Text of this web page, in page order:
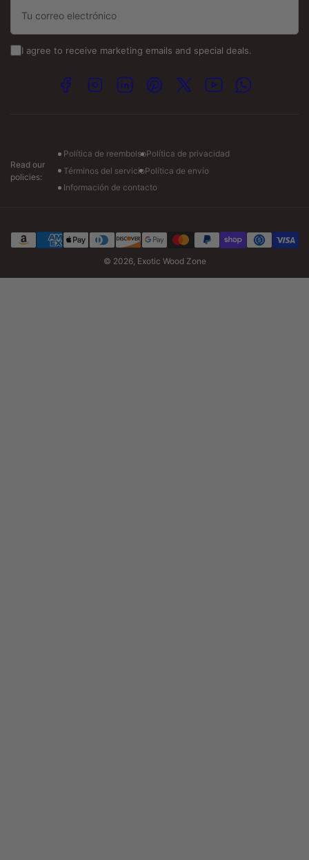
correo
I agree to receive marketing emails and special deals.
FacebookInstagramLinkedInPinterest
X YouTubeWhatsApp
Read our
policies:
Política de reembolsoPolítica de privacidad
Términos del servicioPolítica de envío
Información de contacto
de
© 2026, Exotic Wood Zone